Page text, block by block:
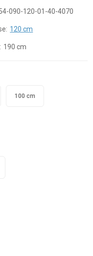
090-120-01-40-4070
120 cm
190 cm
100 cm